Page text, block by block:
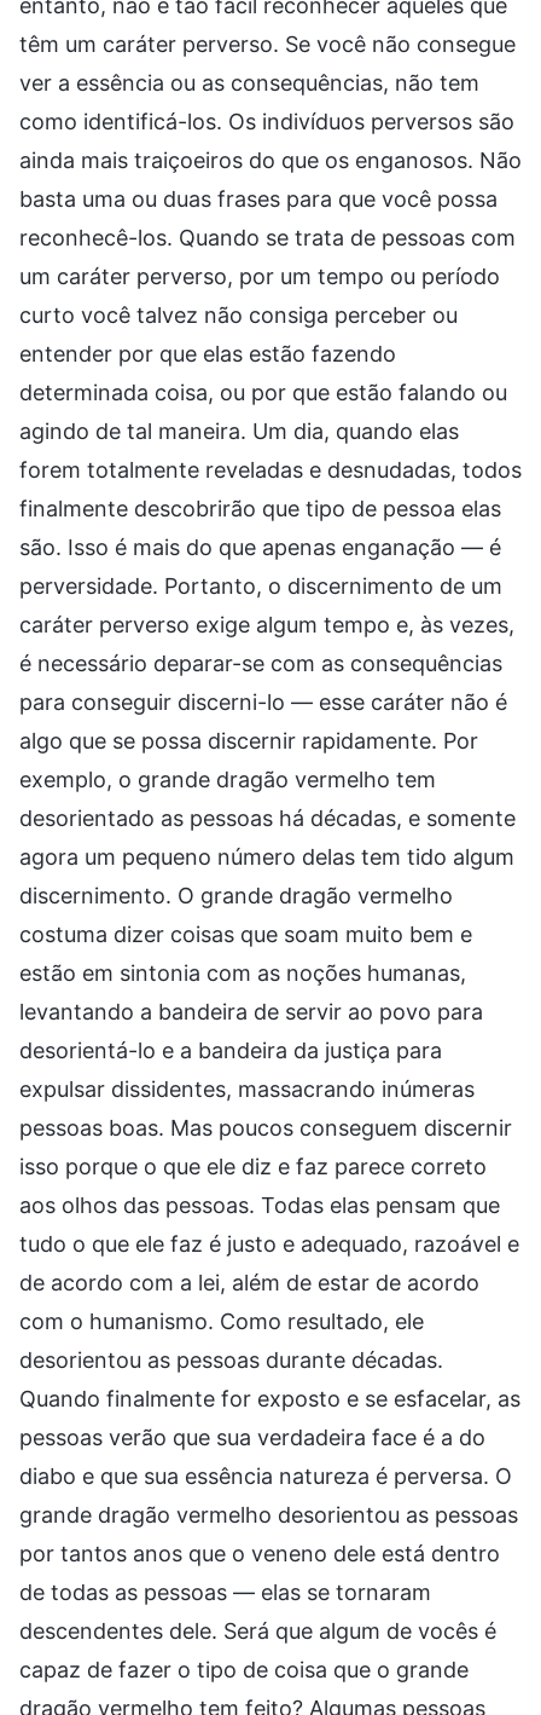
têm um caráter perverso. Se você não consegue
ver a essência ou as consequências, não tem
como identificá-los. Os indivíduos perversos são
ainda mais traiçoeiros do que os enganosos. Não
basta uma ou duas frases para que você possa
reconhecê-los. Quando se trata de pessoas com
um caráter perverso, por um tempo ou período
curto você talvez não consiga perceber ou
entender por que elas estão fazendo
determinada coisa, ou por que estão falando ou
agindo de tal maneira. Um dia, quando elas
forem totalmente reveladas e desnudadas, todos
finalmente descobrirão que tipo de pessoa elas
são. Isso é mais do que apenas enganação — é
perversidade. Portanto, o discernimento de um
caráter perverso exige algum tempo e, às vezes,
é necessário deparar-se com as consequências
para conseguir discerni-lo — esse caráter não é
algo que se possa discernir rapidamente. Por
exemplo, o grande dragão vermelho tem
desorientado as pessoas há décadas, e somente
agora um pequeno número delas tem tido algum
discernimento. O grande dragão vermelho
costuma dizer coisas que soam muito bem e
estão em sintonia com as noções humanas,
levantando a bandeira de servir ao povo para
desorientá-lo e a bandeira da justiça para
expulsar dissidentes, massacrando inúmeras
pessoas boas. Mas poucos conseguem discernir
isso porque o que ele diz e faz parece correto
aos olhos das pessoas. Todas elas pensam que
tudo o que ele faz é justo e adequado, razoável e
de acordo com a lei, além de estar de acordo
com o humanismo. Como resultado, ele
desorientou as pessoas durante décadas.
Quando finalmente for exposto e se esfacelar, as
pessoas verão que sua verdadeira face é a do
diabo e que sua essência natureza é perversa. O
grande dragão vermelho desorientou as pessoas
por tantos anos que o veneno dele está dentro
de todas as pessoas — elas se tornaram
descendentes dele. Será que algum de vocês é
capaz de fazer o tipo de coisa que o grande
dragão vermelho tem feito? Algumas pessoas